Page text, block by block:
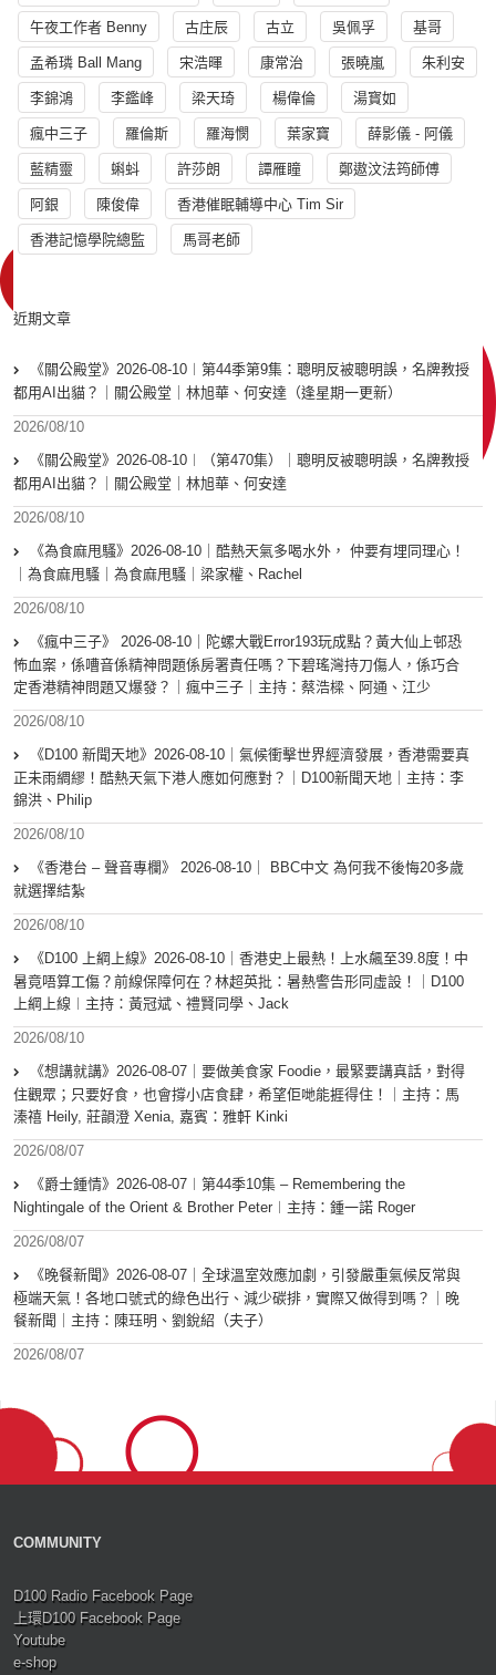
午夜工作者 Benny 古庄辰 古立 吳佩孚 基哥
孟希璘 Ball Mang 宋浩暉 康常治 張曉嵐 朱利安
李錦鴻 李鑑峰 梁天琦 楊偉倫 湯寳如
瘋中三子 羅倫斯 羅海憫 葉家寶 薛影儀 - 阿儀
藍精靈 蝌蚪 許莎朗 譚雁瞳 鄭遨汶法筠師傅
阿銀 陳俊偉 香港催眠輔導中心 Tim Sir
香港記憶學院總監 馬哥老師
近期文章
《關公殿堂》2026-08-10︱第44季第9集：聰明反被聰明誤，名牌教授
都用AI出貓？｜關公殿堂｜林旭華、何安達（逢星期一更新）
2026/08/10
《關公殿堂》2026-08-10︱（第470集）｜聰明反被聰明誤，名牌教授
都用AI出貓？｜關公殿堂｜林旭華、何安達
2026/08/10
《為食麻甩騷》2026-08-10｜酷熱天氣多喝水外， 仲要有埋同理心！
｜為食麻甩騷｜為食麻甩騷｜梁家權、Rachel
2026/08/10
《瘋中三子》 2026-08-10｜陀螺大戰Error193玩成點？黃大仙上邨恐
怖血案，係嘈音係精神問題係房署責任嗎？下碧瑤灣持刀傷人，係巧合
定香港精神問題又爆發？｜瘋中三子｜主持：蔡浩樑、阿通、江少
2026/08/10
《D100 新聞天地》2026-08-10｜氣候衝擊世界經濟發展，香港需要真
正未雨綢繆！酷熱天氣下港人應如何應對？｜D100新聞天地｜主持：李
錦洪、Philip
2026/08/10
《香港台 – 聲音專欄》 2026-08-10｜ BBC中文 為何我不後悔20多歲
就選擇結紮
2026/08/10
《D100 上綱上線》2026-08-10｜香港史上最熱！上水飆至39.8度！中
暑竟唔算工傷？前線保障何在？林超英批：暑熱警告形同虛設！｜D100
上綱上線︱主持：黃冠斌、禮賢同學、Jack
2026/08/10
《想講就講》2026-08-07｜要做美食家 Foodie，最緊要講真話，對得
住觀眾；只要好食，也會撐小店食肆，希望佢哋能捱得住！｜主持：馬
溱禧 Heily, 莊韻澄 Xenia, 嘉賓：雅軒 Kinki
2026/08/07
《爵士鍾情》2026-08-07︱第44季10集 – Remembering the
Nightingale of the Orient & Brother Peter︱主持：鍾一諾 Roger
2026/08/07
《晚餐新聞》2026-08-07｜全球溫室效應加劇，引發嚴重氣候反常與
極端天氣！各地口號式的綠色出行、減少碳排，實際又做得到嗎？｜晚
餐新聞｜主持：陳珏明、劉銳紹（夫子）
2026/08/07
COMMUNITY
D100 Radio Facebook Page
上環D100 Facebook Page
Youtube
e-shop